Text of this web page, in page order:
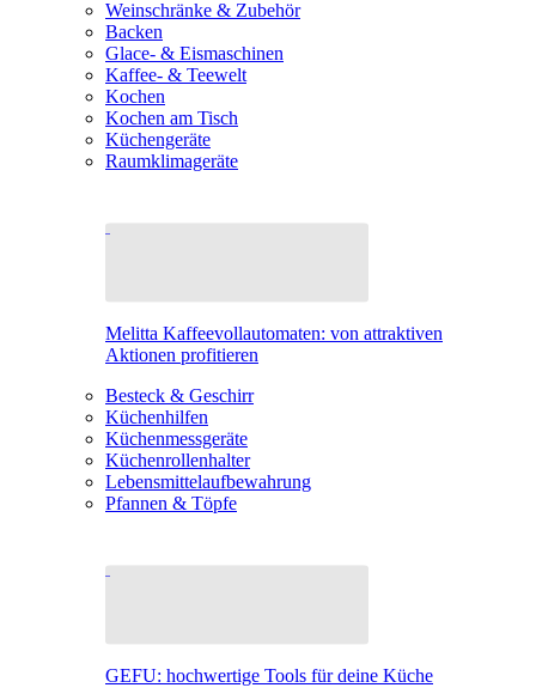
Weinschränke & Zubehör
Backen
Glace- & Eismaschinen
Kaffee- & Teewelt
Kochen
Kochen am Tisch
Küchengeräte
Raumklimageräte
Melitta Kaffeevollautomaten: von attraktiven
Aktionen profitieren
Besteck & Geschirr
Küchenhilfen
Küchenmessgeräte
Küchenrollenhalter
Lebensmittelaufbewahrung
Pfannen & Töpfe
GEFU: hochwertige Tools für deine Küche